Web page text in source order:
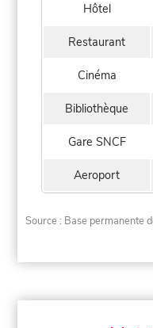
Hôtel
Restaurant
Cinéma
Bibliothèque
Gare SNCF
Aeroport
Source : Base permanente